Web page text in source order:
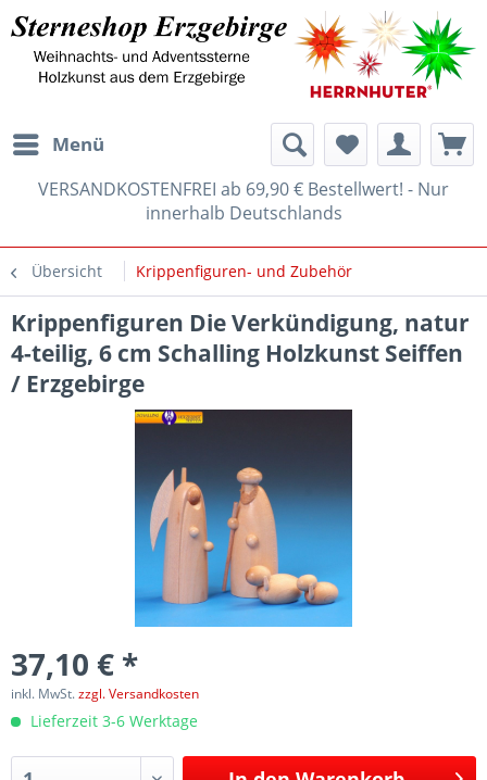
Menü
VERSANDKOSTENFREI ab 69,90 € Bestellwert! - Nur
innerhalb Deutschlands
Übersicht Krippenfiguren- und Zubehör
Krippenfiguren Die Verkündigung, natur
4-teilig, 6 cm Schalling Holzkunst Seiffen
/ Erzgebirge
37,10 € *
inkl. MwSt.zzgl. Versandkosten
Lieferzeit 3-6 Werktage